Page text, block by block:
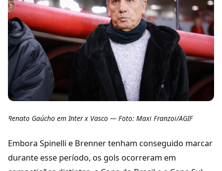
Renato Gaúcho em Inter x Vasco — Foto: Maxi Franzoi/AGIF
Embora Spinelli e Brenner tenham conseguido marcar
durante esse período, os gols ocorreram em